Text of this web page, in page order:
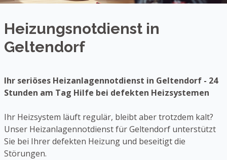
Heizungsnotdienst in
Geltendorf
Ihr seriöses Heizanlagennotdienst in Geltendorf - 24
Stunden am Tag Hilfe bei defekten Heizsystemen
Ihr Heizsystem läuft regulär, bleibt aber trotzdem kalt?
Unser Heizanlagennotdienst für Geltendorf unterstützt
Sie bei Ihrer defekten Heizung und beseitigt die
Störungen.